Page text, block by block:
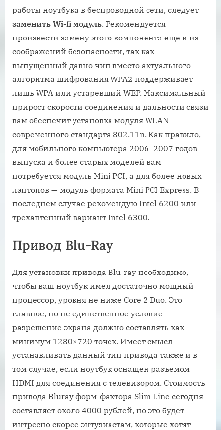
работы ноутбука в беспроводной сети, следует
заменить Wi-fi модуль. Рекомендуется
произвести замену этого компонента еще и из
соображений безопасности, так как
выпущенный давно чип вместо актуального
алгоритма шифрования WPA2 поддерживает
лишь WPA или устаревший WEP. Максимальный
прирост скорости соединения и дальности связи
вам обеспечит установка модуля WLAN
современного стандарта 802.11n. Как правило,
для мобильного компьютера 2006–2007 годов
выпуска и более старых моделей вам
потребуется модуль Mini PCI, а для более новых
лэптопов — модуль формата Mini PCI Express. В
последнем случае рекомендую Intel 6200 или
трехантенный вариант Intel 6300.
Привод Blu-Ray
Для установки привода Blu-ray необходимо,
чтобы ваш ноутбук имел достаточно мощный
процессор, уровня не ниже Core 2 Duo. Это
главное, но не единственное условие —
разрешение экрана должно составлять как
минимум 1280×720 точек. Имеет смысл
устанавливать данный тип привода также и в
том случае, если ноутбук оснащен разъемом
HDMI для соединения с телевизором. Стоимость
привода Bluray форм-фактора Slim Line сегодня
составляет около 4000 рублей, но это будет
интресно скорее энтузиастам, которые хотят